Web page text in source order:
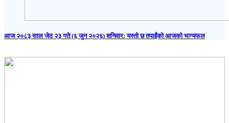
आज २०८३ साल जेठ २३ गते (६ जुन २०२६) शनिवार: यस्तो छ तपाईंको आजको भाग्यफल